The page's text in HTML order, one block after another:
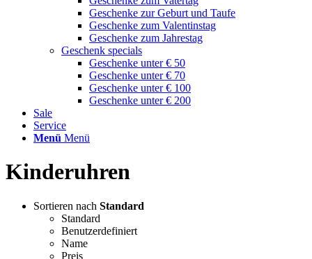
Geschenke zur Geburt und Taufe
Geschenke zum Valentinstag
Geschenke zum Jahrestag
Geschenk specials
Geschenke unter € 50
Geschenke unter € 70
Geschenke unter € 100
Geschenke unter € 200
Sale
Service
Menü Menü
Kinderuhren
Sortieren nach Standard
Standard
Benutzerdefiniert
Name
Preis